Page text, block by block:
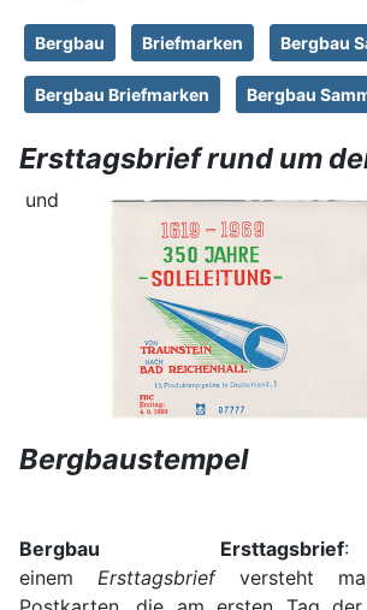
Bergbau Briefmarken Bergbau
Bergbau Briefmarken Bergbau
Ersttagsbrief rund um
und
Bergbaustempel
Bergbau Ersttagsbrief:
einem Ersttagsbriefversteht